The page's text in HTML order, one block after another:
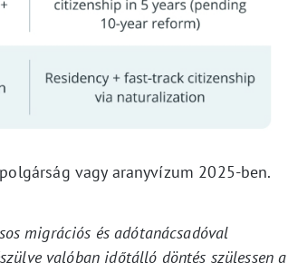
vagy aranyvízum 2025-ben.
migrációs és adótanácsadóval
valóban időtálló döntés szülessen a